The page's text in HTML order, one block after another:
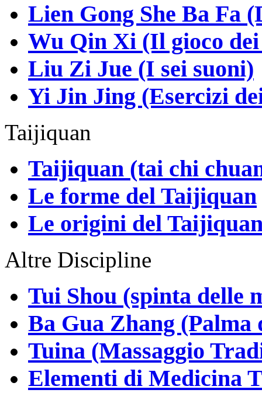
Lien Gong She Ba Fa
Wu Qin Xi (Il gioco
Liu Zi Jue (I sei suoni)
Yi Jin Jing (Esercizi
Taijiquan
Taijiquan (tai chi
Le forme del Taijiquan
Le origini del
Altre Discipline
Tui Shou (spinta delle
Ba Gua Zhang
Tuina (Massaggio
Elementi di Medicina